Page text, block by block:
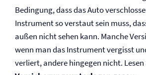
Bedingung, dass das Auto
Instrument so verstaut sein muss,
außen nicht sehen kann. Manche
wenn man das Instrument vergisst
verliert, andere hingegen nicht. Lesen